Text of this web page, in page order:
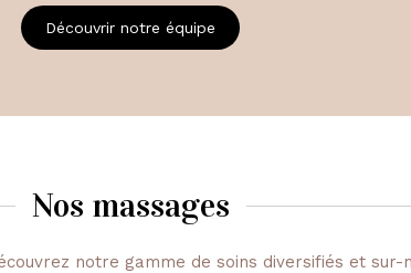
Découvrir notre équipe
Nos massages
notre gamme de soins diversifiés et sur-